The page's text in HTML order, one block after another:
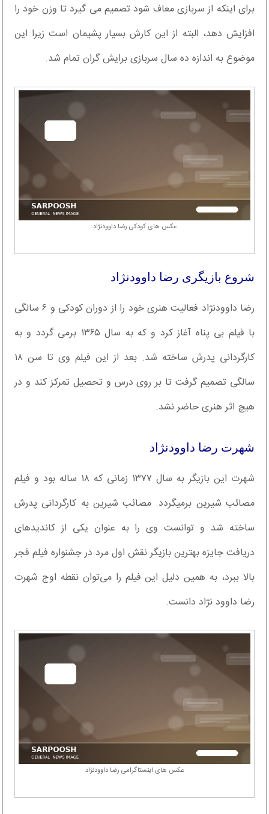
برای اینکه از سربازی معاف شود تصمیم می گیرد تا وزن خود را
افزایش دهد، البته از این کارش بسیار پشیمان است زیرا این
موضوع به اندازه ده سال سربازی برایش گران تمام شد.
عکس های کودکی رضا داوودنژاد
شروع بازیگری رضا داوودنژاد
رضا داوودنژاد فعالیت هنری خود را از دوران کودکی و ۶ سالگی
با فیلم بی پناه آغاز کرد و که به سال ۱۳۶۵ برمی گردد و به
کارگردانی پدرش ساخته شد. بعد از این فیلم وی تا سن ۱۸
سالگی تصمیم گرفت تا بر روی درس و تحصیل تمرکز کند و در
هیچ اثر هنری حاضر نشد.
شهرت رضا داوودنژاد
شهرت این بازیگر به سال ۱۳۷۷ زمانی که ۱۸ ساله بود و فیلم
مصائب شیرین برمیگردد. مصائب شیرین به کارگردانی پدرش
ساخته شد و توانست وی را به عنوان یکی از کاندیدهای
دریافت جایزه بهترین بازیگر نقش اول مرد در جشنواره فیلم فجر
بالا ببرد، به همین دلیل این فیلم را می‌توان نقطه اوج شهرت
رضا داوود نژاد دانست.
عکس های اینستاگرامی رضا داوودنژاد